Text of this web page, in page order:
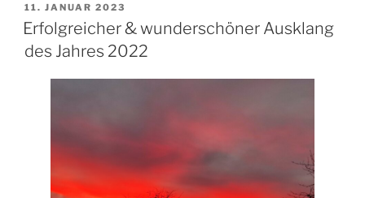
VERÖFFENTLICHT
AM
11. JANUAR 2023
Erfolgreicher & wunderschöner Ausklang
des Jahres 2022